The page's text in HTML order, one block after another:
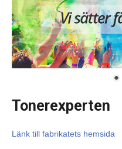
Tonerexperten
Länk till fabrikatets hemsida